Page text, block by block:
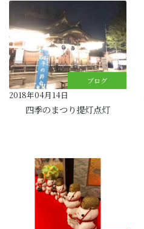
ブログ
2018年04月14日
四季のまつり提灯点灯